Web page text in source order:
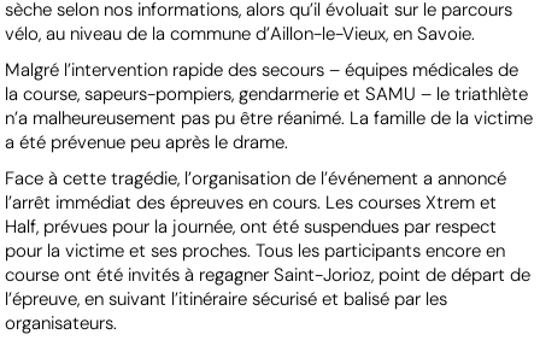
sèche selon nos informations, alors qu’il évoluait sur le parcours
vélo, au niveau de la commune d’Aillon-le-Vieux, en Savoie.
Malgré l’intervention rapide des secours – équipes médicales de
la course, sapeurs-pompiers, gendarmerie et SAMU – le triathlète
n’a malheureusement pas pu être réanimé. La famille de la victime
a été prévenue peu après le drame.
Face à cette tragédie, l’organisation de l’événement a annoncé
l’arrêt immédiat des épreuves en cours. Les courses Xtrem et
Half, prévues pour la journée, ont été suspendues par respect
pour la victime et ses proches. Tous les participants encore en
course ont été invités à regagner Saint-Jorioz, point de départ de
l’épreuve, en suivant l’itinéraire sécurisé et balisé par les
organisateurs.